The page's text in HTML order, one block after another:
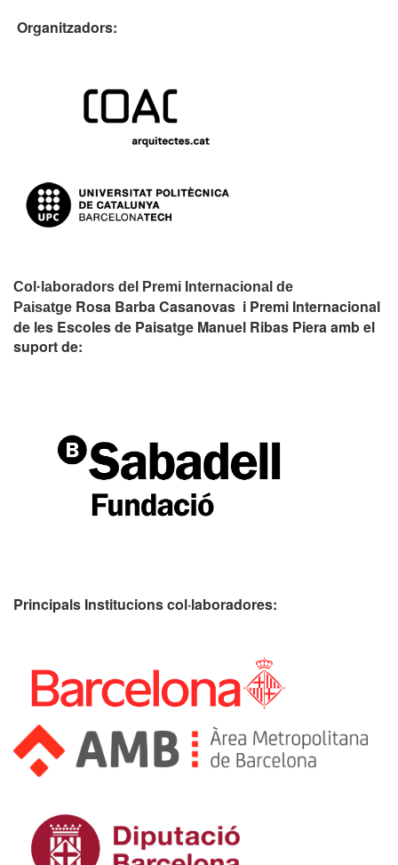
Organitzadors:
Col·laboradors del Premi Internacional de
Paisatge Rosa Barba Casanovas i Premi Internacional
de les Escoles de Paisatge Manuel Ribas Piera amb el
suport de:
Principals Institucionscol·laboradores: